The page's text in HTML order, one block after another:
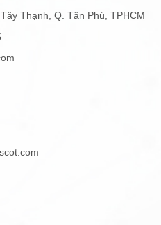
Thạnh, Q. Tân Phú, TPHCM